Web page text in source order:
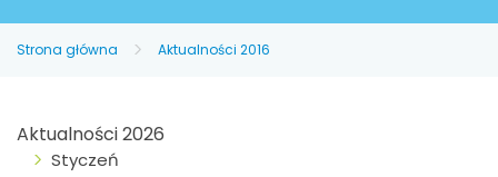
Strona główna Aktualności 2016
Aktualności 2026
Styczeń